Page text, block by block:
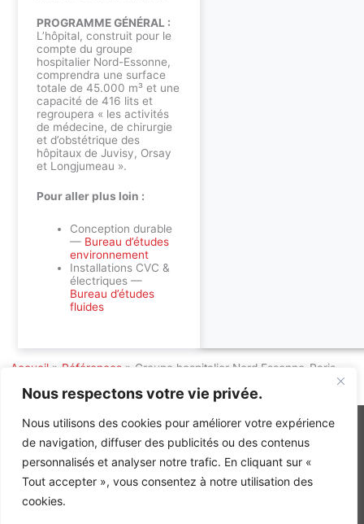
Nous respectons votre vie privée.
Nous utilisons des cookies pour améliorer votre expérience
de navigation, diffuser des publicités ou des contenus
personnalisés et analyser notre trafic. En cliquant sur «
Tout accepter », vous consentez à notre utilisation des
cookies.
PROGRAMME GÉNÉRAL :
L’hôpital, construit pour le
compte du groupe
hospitalier Nord-Essonne,
comprendra une surface
totale de 45.000 m³ et une
capacité de 416 lits et
regroupera « les activités
de médecine, de chirurgie
et d’obstétrique des
hôpitaux de Juvisy, Orsay
et Longjumeau ».
Pour aller plus loin :
Conception durable
— Bureau d’études
environnement
Installations CVC &
électriques —
Bureau d’études
fluides
Accueil » Références » Groupe hospitalier Nord Essonne-Paris
Saclay
INGÉNIERIE DE L’ÉNERGIE ET DE L’ENVIRONNEMENT
CONCEVONS, ENSEMBLE, L’ENVIRONNEMENT BÂTI DE DEMAIN